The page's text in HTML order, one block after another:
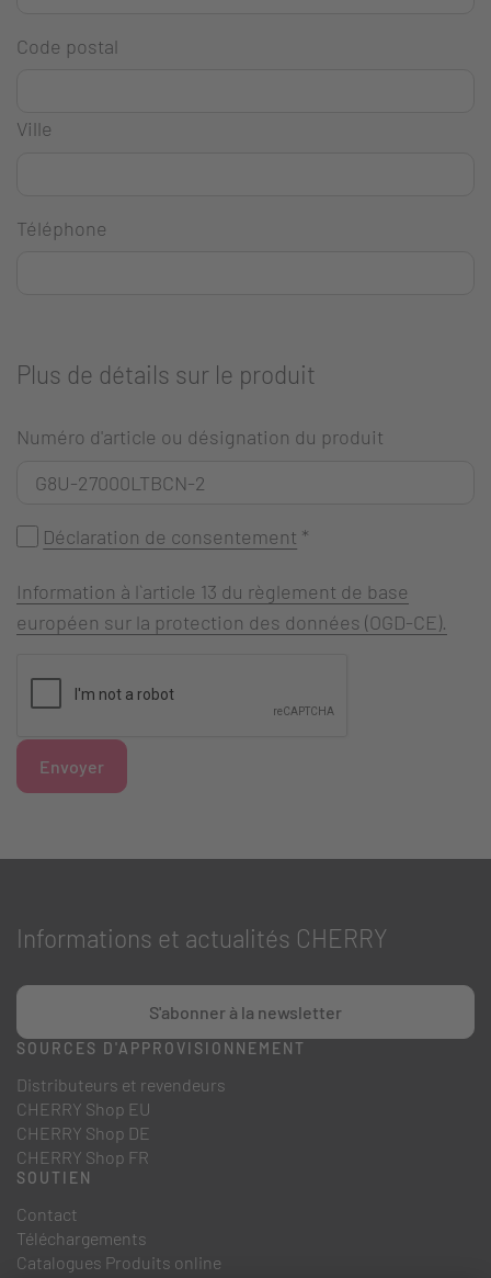
Code postal
Ville
Téléphone
Plus de détails sur le produit
Numéro d'article ou désignation du produit
Déclaration de consentement *
Information à l`article 13 du règlement de base
européen sur la protection des données (OGD-CE).
Envoyer
Informations et actualités CHERRY
S'abonner à la newsletter
SOURCES D'APPROVISIONNEMENT
Distributeurs et revendeurs
CHERRY Shop EU
CHERRY Shop DE
CHERRY Shop FR
SOUTIEN
Contact
Téléchargements
Catalogues Produits online